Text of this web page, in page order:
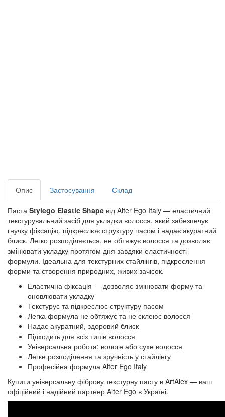
Опис Застосування Склад
Паста Stylego Elastic Shape від Alter Ego Italy — еластичний
текстурувальний засіб для укладки волосся, який забезпечує
гнучку фіксацію, підкреслює структуру пасом і надає акуратний
блиск. Легко розподіляється, не обтяжує волосся та дозволяє
змінювати укладку протягом дня завдяки еластичності
формули. Ідеальна для текстурних стайлінгів, підкреслення
форми та створення природних, живих зачісок.
Еластична фіксація — дозволяє змінювати форму та
оновлювати укладку
Текстурує та підкреслює структуру пасом
Легка формула не обтяжує та не склеює волосся
Надає акуратний, здоровий блиск
Підходить для всіх типів волосся
Універсальна робота: вологе або сухе волосся
Легке розподілення та зручність у стайлінгу
Професійна формула Alter Ego Italy
Купити універсальну фіброву текстурну пасту в ArtAlex — ваш
офіційний і надійний партнер Alter Ego в Україні.